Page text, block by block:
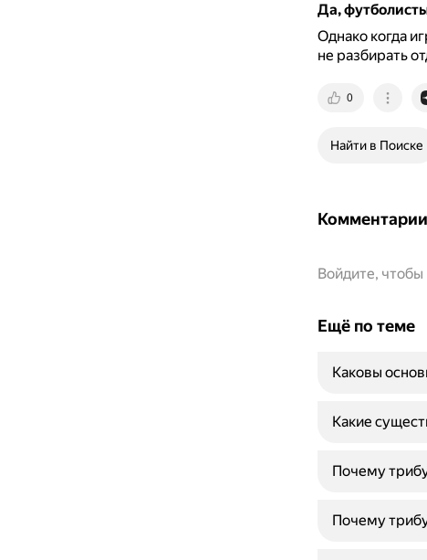
Да,
Однако когда
не разбирать
0
Найти в Поиске
Комментарии
Войдите,
Ещё по теме
Каковы
Какие
Почему
Почему